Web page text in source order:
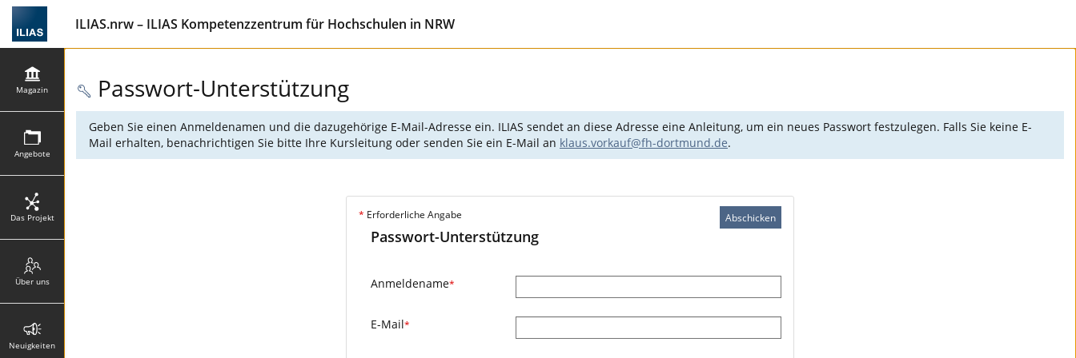
ILIAS.nrw – ILIAS Kompetenzzentrum für Hochschulen in NRW
Magazin
Angebote
Das Projekt
Über uns
Neuigkeiten
Passwort-Unterstützung
Geben Sie einen Anmeldenamen und die dazugehörige E-Mail-Adresse ein. ILIAS sendet an diese Adresse eine Anleitung, um ein neues Passwort festzulegen. Falls Sie keine E-
Mail erhalten, benachrichtigen Sie bitte Ihre Kursleitung oder senden Sie ein E-Mail an klaus.vorkauf@fh-dortmund.de.
Abschicken
* Erforderliche Angabe
Passwort-Unterstützung
Anmeldename*
E-Mail*